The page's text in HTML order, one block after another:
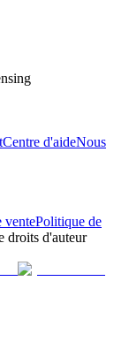
Centre d'aideNous
ventePolitique de
droits d'auteur